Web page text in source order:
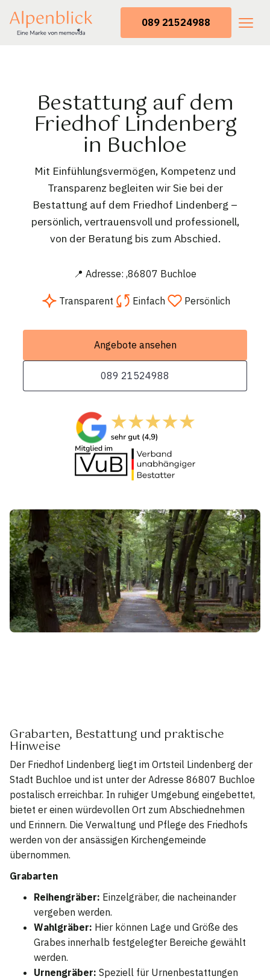
089 21524988
Bestattung auf dem
Friedhof Lindenberg
in Buchloe
Mit Einfühlungsvermögen, Kompetenz und
Transparenz begleiten wir Sie bei der
Bestattung auf dem Friedhof Lindenberg –
persönlich, vertrauensvoll und professionell,
von der Beratung bis zum Abschied.
📍 Adresse: ,86807 Buchloe
Transparent Einfach Persönlich
Angebote ansehen
089 21524988
Grabarten, Bestattung und praktische
Hinweise
Der Friedhof Lindenberg liegt im Ortsteil Lindenberg der
Stadt Buchloe und ist unter der Adresse 86807 Buchloe
postalisch erreichbar. In ruhiger Umgebung eingebettet,
bietet er einen würdevollen Ort zum Abschiednehmen
und Erinnern. Die Verwaltung und Pflege des Friedhofs
werden von der ansässigen Kirchengemeinde
übernommen.
Grabarten
Reihengräber: Einzelgräber, die nacheinander
vergeben werden.
Wahlgräber: Hier können Lage und Größe des
Grabes innerhalb festgelegter Bereiche gewählt
werden.
Urnengräber: Speziell für Urnenbestattungen